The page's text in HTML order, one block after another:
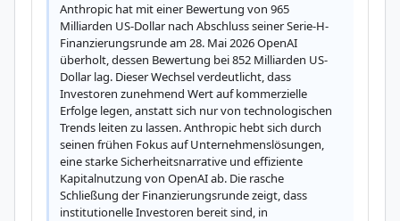
Anthropic hat mit einer Bewertung von 965
Milliarden US-Dollar nach Abschluss seiner Serie-H-
Finanzierungsrunde am 28. Mai 2026 OpenAI
überholt, dessen Bewertung bei 852 Milliarden US-
Dollar lag. Dieser Wechsel verdeutlicht, dass
Investoren zunehmend Wert auf kommerzielle
Erfolge legen, anstatt sich nur von technologischen
Trends leiten zu lassen. Anthropic hebt sich durch
seinen frühen Fokus auf Unternehmenslösungen,
eine starke Sicherheitsnarrative und effiziente
Kapitalnutzung von OpenAI ab. Die rasche
Schließung der Finanzierungsrunde zeigt, dass
institutionelle Investoren bereit sind, in